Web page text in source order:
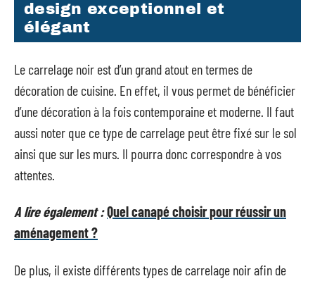
design exceptionnel et
élégant
Le carrelage noir est d’un grand atout en termes de
décoration de cuisine. En effet, il vous permet de bénéficier
d’une décoration à la fois contemporaine et moderne. Il faut
aussi noter que ce type de carrelage peut être fixé sur le sol
ainsi que sur les murs. Il pourra donc correspondre à vos
attentes.
A lire également :Quel canapé choisir pour réussir un
aménagement ?
De plus, il existe différents types de carrelage noir afin de